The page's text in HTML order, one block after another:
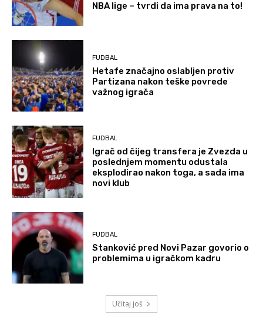
NBA lige – tvrdi da ima prava na to!
FUDBAL
Hetafe značajno oslabljen protiv
Partizana nakon teške povrede
važnog igrača
FUDBAL
Igrač od čijeg transfera je Zvezda u
poslednjem momentu odustala
eksplodirao nakon toga, a sada ima
novi klub
FUDBAL
Stanković pred Novi Pazar govorio o
problemima u igračkom kadru
Učitaj još